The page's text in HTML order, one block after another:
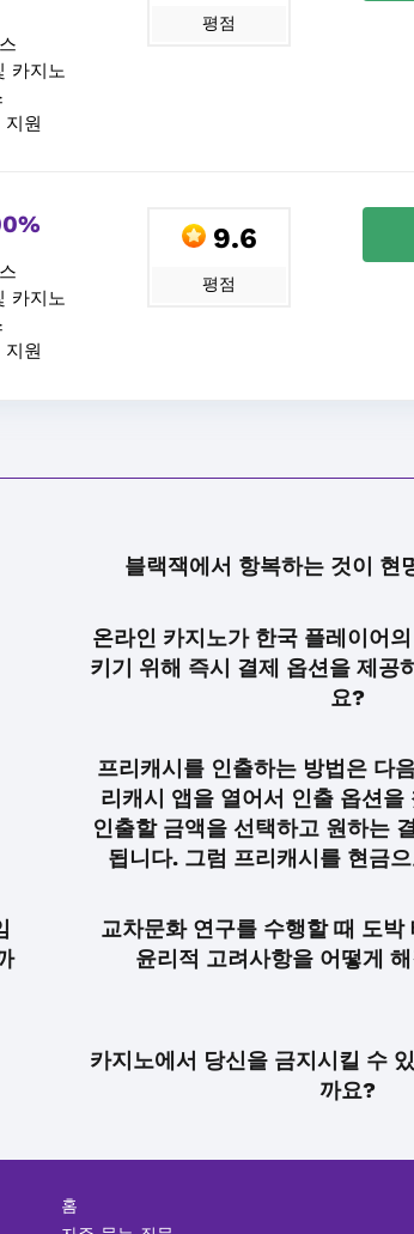
카지노
원
평점
카지노
원
9.6
평점
블랙잭에서 항복하는 것이 현
온라인 카지노가 한국 플레이어
키기 위해 즉시 결제 옵션을 제공
요?
프리캐시를 인출하는 방법은 다
리캐시 앱을 열어서 인출 옵션을
인출할 금액을 선택하고 원하는
됩니다. 그럼 프리캐시를 현금
교차문화 연구를 수행할 때 도박
윤리적 고려사항을 어떻게
카지노에서 당신을 금지시킬 수
까요?
홈